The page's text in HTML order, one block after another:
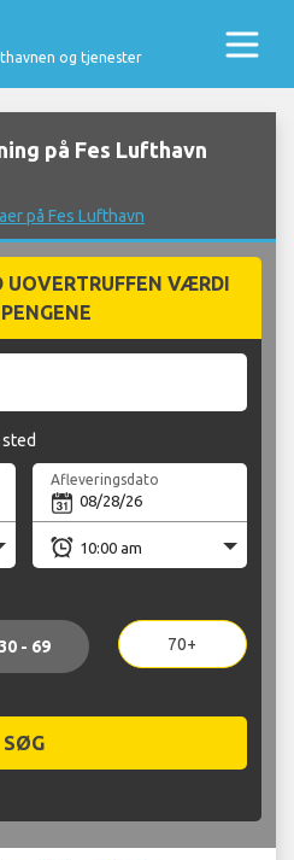
og tjenester
på Fes Lufthavn
på Fes Lufthavn
UOVERTRUFFEN VÆRDI
Afleveringsdato
30 - 69 70+
SØG